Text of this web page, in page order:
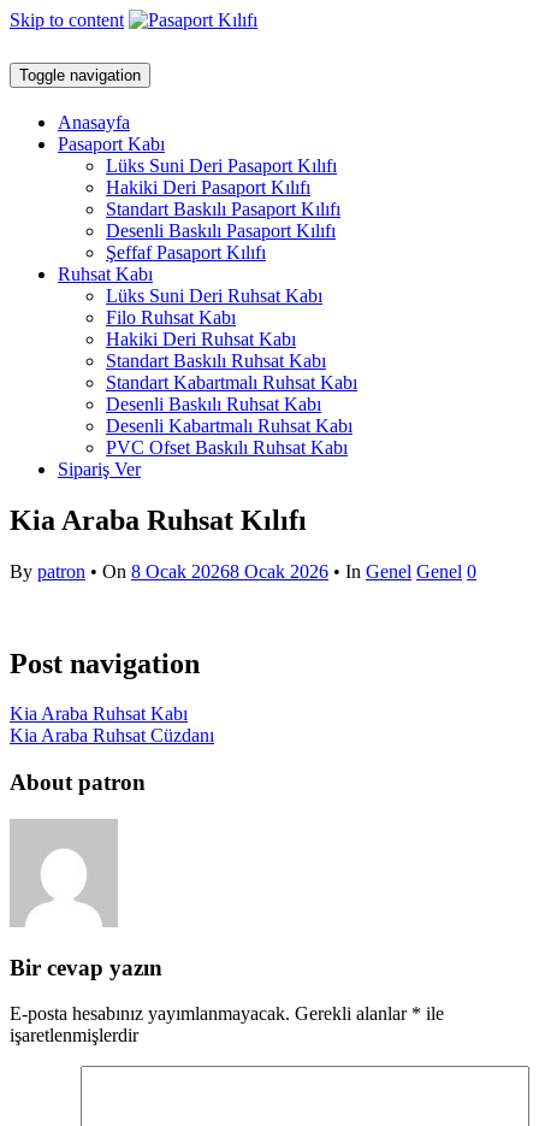
Skip to content
Toggle navigation
Anasayfa
Pasaport Kabı
Lüks Suni Deri Pasaport Kılıfı
Hakiki Deri Pasaport Kılıfı
Standart Baskılı Pasaport Kılıfı
Desenli Baskılı Pasaport Kılıfı
Şeffaf Pasaport Kılıfı
Ruhsat Kabı
Lüks Suni Deri Ruhsat Kabı
Filo Ruhsat Kabı
Hakiki Deri Ruhsat Kabı
Standart Baskılı Ruhsat Kabı
Standart Kabartmalı Ruhsat Kabı
Desenli Baskılı Ruhsat Kabı
Desenli Kabartmalı Ruhsat Kabı
PVC Ofset Baskılı Ruhsat Kabı
Sipariş Ver
Kia Araba Ruhsat Kılıfı
By patron • On 8 Ocak 20268 Ocak 2026 • In Genel Genel 0
Post navigation
Kia Araba Ruhsat Kabı
Kia Araba Ruhsat Cüzdanı
About patron
Bir cevap yazın
E-posta hesabınız yayımlanmayacak. Gerekli alanlar * ile
işaretlenmişlerdir